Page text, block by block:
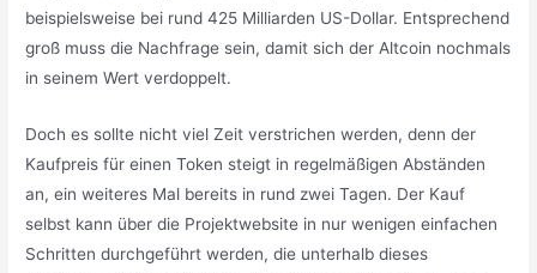
beispielsweise bei rund 425 Milliarden US-Dollar. Entsprechend
groß muss die Nachfrage sein, damit sich der Altcoin nochmals
in seinem Wert verdoppelt.
Doch es sollte nicht viel Zeit verstrichen werden, denn der
Kaufpreis für einen Token steigt in regelmäßigen Abständen
an, ein weiteres Mal bereits in rund zwei Tagen. Der Kauf
selbst kann über die Projektwebsite in nur wenigen einfachen
Schritten durchgeführt werden, die unterhalb dieses